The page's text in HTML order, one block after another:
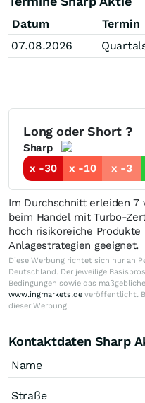
Datum
Termin
07.08.2026
Long oder Short ?
Sharp
x -30
x -10 x -3
Im Durchschnitt erleiden 7
beim Handel mit Turbo-
hoch risikoreiche
Anlagestrategien geeignet.
Diese Werbung richtet sich nur an
Deutschland. Der jeweilige
Bedingungen sowie das
www.ingmarkets.de veröffentlicht.
dieser Werbung.
Kontaktdaten Sharp
Name
Straße